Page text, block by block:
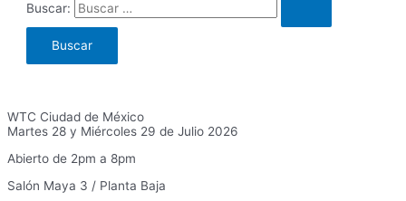
Buscar:
WTC Ciudad de México
Martes 28 y Miércoles 29 de Julio 2026
Abierto de 2pm a 8pm
Salón Maya 3 / Planta Baja